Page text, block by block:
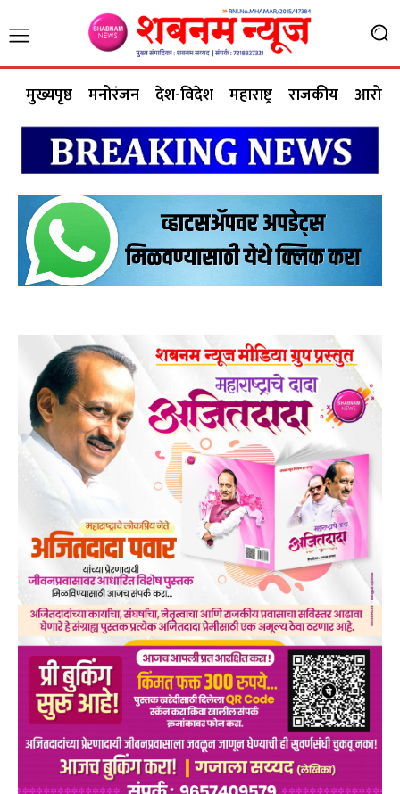
मुख्यपृष्ठ मनोरंजन देश-विदेश महाराष्ट्र राजकीय आरोग्य